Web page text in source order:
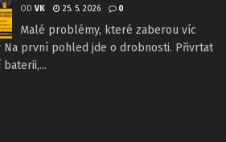
OD VK 25. 5. 2026 0
Malé problémy, které zaberou víc
první pohled jde o drobnosti. Přivrtat